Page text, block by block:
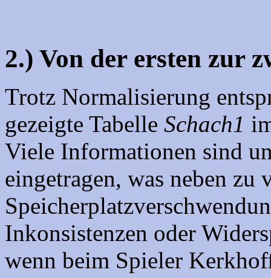
2.) Von der ersten zur
Trotz Normalisierung
gezeigte Tabelle Schach1
Viele Informationen sind
eingetragen, was neben zu
Inkonsistenzen oder
wenn beim Spieler